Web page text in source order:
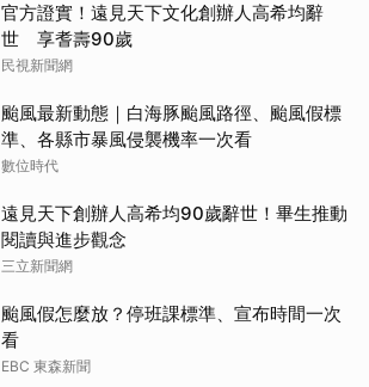
官方證實！遠見天下文化創辦人高希均辭
世 享耆壽90歲
民視新聞網
颱風最新動態｜白海豚颱風路徑、颱風假標
準、各縣市暴風侵襲機率一次看
數位時代
遠見天下創辦人高希均90歲辭世！畢生推動
閱讀與進步觀念
三立新聞網
颱風假怎麼放？停班課標準、宣布時間一次
看
EBC 東森新聞